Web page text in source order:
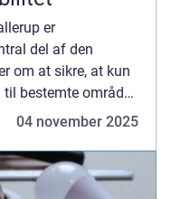
er
del af den
om at sikre, at kun
bestemte områder,
ude. Men hvad
04 november 2025